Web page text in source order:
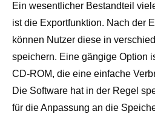
Ein wesentlicher Bestandteil
ist die Exportfunktion. Nach der
können Nutzer diese in
speichern. Eine gängige Option
CD-ROM, die eine einfache
Die Software hat in der Regel
für die Anpassung an die